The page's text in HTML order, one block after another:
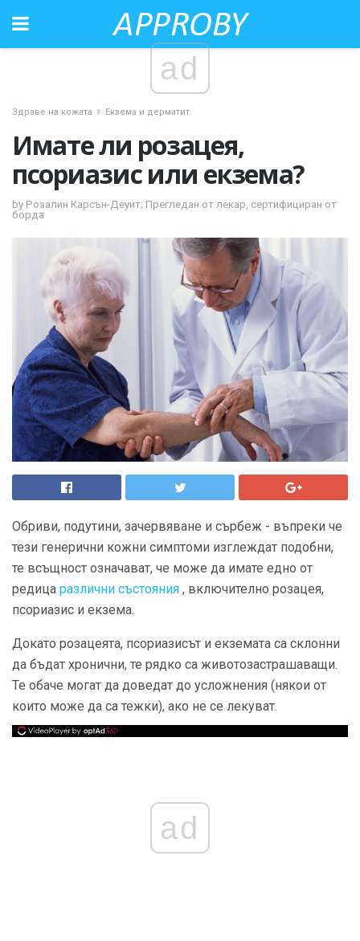
ad
Здраве на кожата Екзема и дерматит
Имате ли розацея,
псориазис или екзема?
by Розалин Карсън-Деуит; Прегледан от лекар, сертифициран от
борда
Обриви, подутини, зачервяване и сърбеж - въпреки че
тези генерични кожни симптоми изглеждат подобни,
те всъщност означават, че може да имате едно от
редица различни състояния , включително розацея,
псориазис и екзема.
Докато розацеята, псориазисът и екземата са склонни
да бъдат хронични, те рядко са животозастрашаващи.
Те обаче могат да доведат до усложнения (някои от
които може да са тежки), ако не се лекуват.
ad